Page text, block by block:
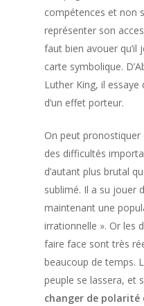
compétences et non
représenter son
faut bien avouer qu’il
carte symbolique.
Luther King, il
d’un effet porteur.
On peut pronostiquer
des difficultés
d’autant plus brutal
sublimé. Il a su jouer
maintenant une
irrationnelle ». Or les
faire face sont très
beaucoup de temps.
peuple se lassera, et
changer de